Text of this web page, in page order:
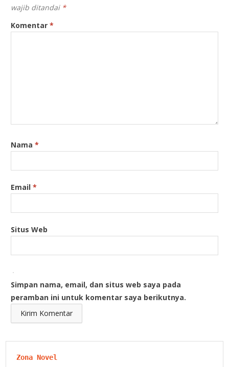
wajib ditandai *
Komentar*
Nama*
Email*
Situs Web
Simpan nama, email, dan situs web saya pada
peramban ini untuk komentar saya berikutnya.
Zona Novel